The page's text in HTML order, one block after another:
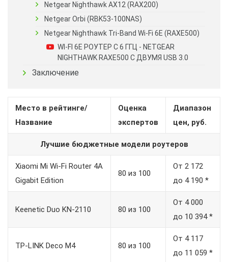
Netgear Nighthawk AX12 (RAX200)
Netgear Orbi (RBK53-100NAS)
Netgear Nighthawk Tri-Band Wi-Fi 6E (RAXE500)
WI-FI 6E РОУТЕР С 6 ГГЦ - NETGEAR
NIGHTHAWK RAXE500 С ДВУМЯ USB 3.0
Заключение
Место в рейтинге/
Название
Оценка
экспертов
Диапазон
цен, руб.
Лучшие бюджетные модели роутеров
Xiaomi Mi Wi-Fi Router 4A
Gigabit Edition
80 из 100
От 2 172
до 4 190 *
Keenetic Duo KN-2110 80 из 100
От 4 000
до 10 394 *
TP-LINK Deco M4 80 из 100
От 4 117
до 11 059 *